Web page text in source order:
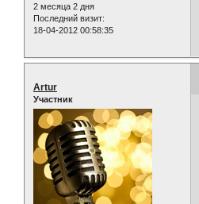
2 месяца 2 дня
Последний визит:
18-04-2012 00:58:35
Artur
Участник